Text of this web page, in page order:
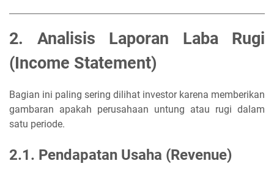
2. Analisis Laporan Laba Rugi
(Income Statement)
Bagian ini paling sering dilihat investor karena memberikan
gambaran apakah perusahaan untung atau rugi dalam
satu periode.
2.1. Pendapatan Usaha (Revenue)